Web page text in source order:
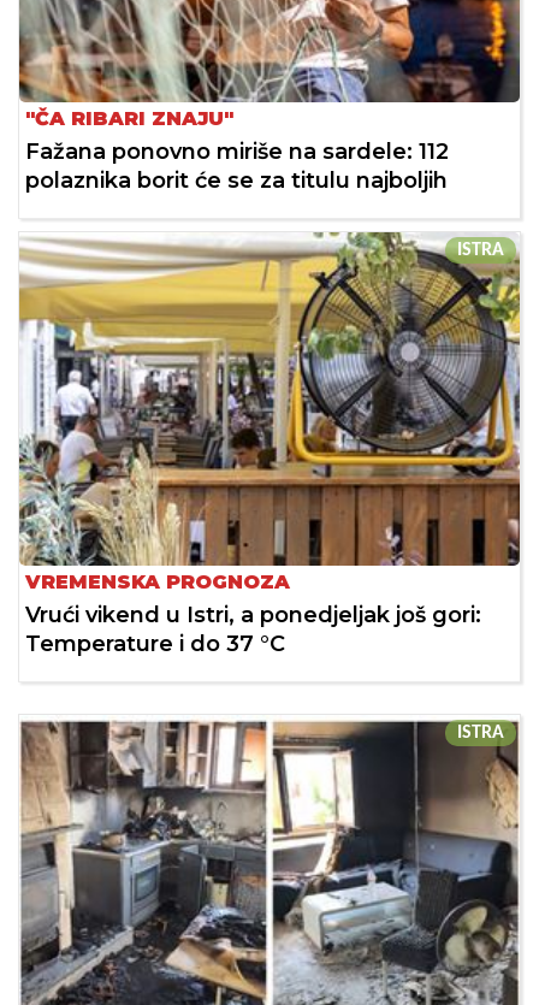
"ČA RIBARI ZNAJU"
Fažana ponovno miriše na sardele: 112
polaznika borit će se za titulu najboljih
ISTRA
VREMENSKA PROGNOZA
Vrući vikend u Istri, a ponedjeljak još gori:
Temperature i do 37 °C
ISTRA